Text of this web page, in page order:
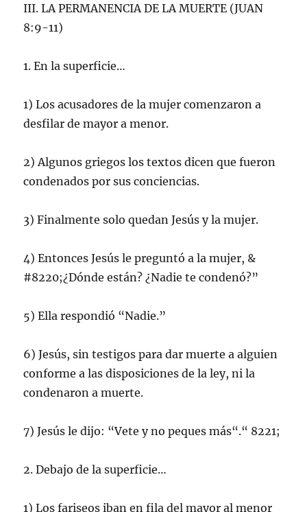
III. LA PERMANENCIA DE LA MUERTE (JUAN
8:9-11)
1. En la superficie…
1) Los acusadores de la mujer comenzaron a
desfilar de mayor a menor.
2) Algunos griegos los textos dicen que fueron
condenados por sus conciencias.
3) Finalmente solo quedan Jesús y la mujer.
4) Entonces Jesús le preguntó a la mujer, &
#8220;¿Dónde están? ¿Nadie te condenó?”
5) Ella respondió “Nadie.”
6) Jesús, sin testigos para dar muerte a alguien
conforme a las disposiciones de la ley, ni la
condenaron a muerte.
7) Jesús le dijo: “Vete y no peques más“.“ 8221;
2. Debajo de la superficie…
1) Los fariseos iban en fila del mayor al menor